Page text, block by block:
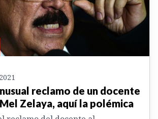
reclamo de un docente
Zelaya, aquí la polémica